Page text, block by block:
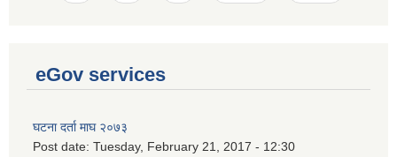
eGov services
घटना दर्ता माघ २०७३
Post date: Tuesday, February 21, 2017 - 12:30